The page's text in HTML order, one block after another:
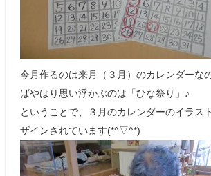
今月作るのは来月（３月）のカレンダーな
ばやはり思い浮かぶのは「ひな祭り」♪
ということで、３月のカレンダーのイラス
ザインされています(*^▽^*)